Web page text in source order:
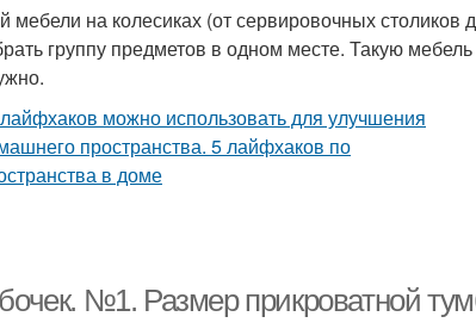
мебели на колесиках (от сервировочных
группу предметов в одном месте. Такую
№1. Размер прикроватной